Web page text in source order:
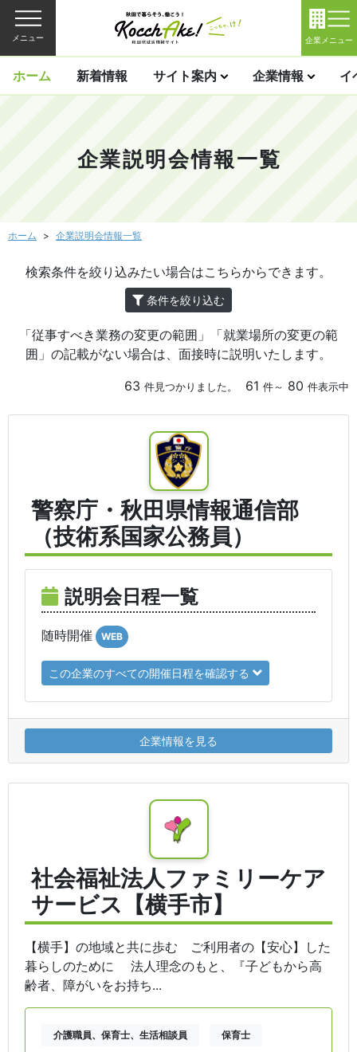
メニュー 企業メニュー
ホーム 新着情報 サイト案内 企業情報 イ
企業説明会情報一覧
ホーム 企業説明会情報一覧
検索条件を絞り込みたい場合はこちらからできます。
条件を絞り込む
「従事すべき業務の変更の範囲」「就業場所の変更の範
囲」の記載がない場合は、面接時に説明いたします。
63 件見つかりました。 61 件～ 80 件表示中
警察庁・秋田県情報通信部
（技術系国家公務員）
説明会日程一覧
随時開催 WEB
この企業のすべての開催日程を確認する
企業情報を見る
社会福祉法人ファミリーケア
サービス【横手市】
【横手】の地域と共に歩む ご利用者の【安心】した
暮らしのために 法人理念のもと、『子どもから高
齢者、障がいをお持ち...
介護職員、保育士、生活相談員 保育士